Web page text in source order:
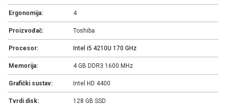
Ergonomija: 4
Proizvođač: Toshiba
Procesor: Intel i5 4210U 170 GHz
Memorija: 4 GB DDR3 1600 MHz
Grafički sustav: Intel HD 4400
Tvrdi disk: 128 GB SSD